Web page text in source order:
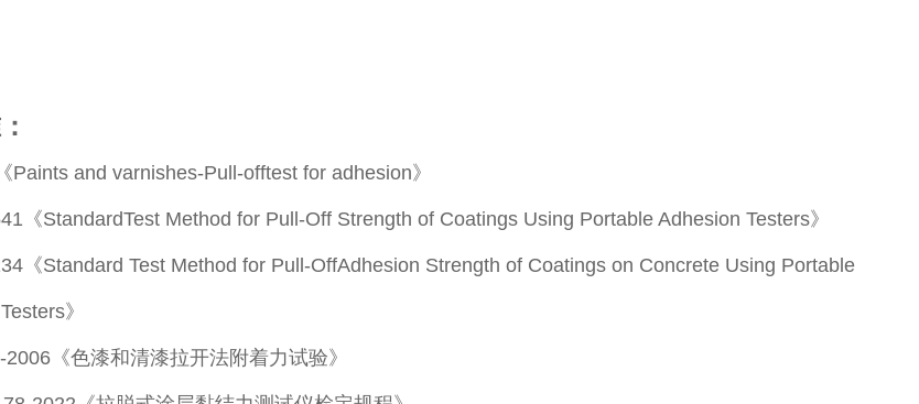
Paints and varnishes-Pull-offtest for adhesion》
《StandardTest Method for Pull-Off Strength of Coatings Using Portable Adhesion Testers》
《Standard Test Method for Pull-OffAdhesion Strength of Coatings on Concrete Using Portable
》
《色漆和清漆拉开法附着力试验》